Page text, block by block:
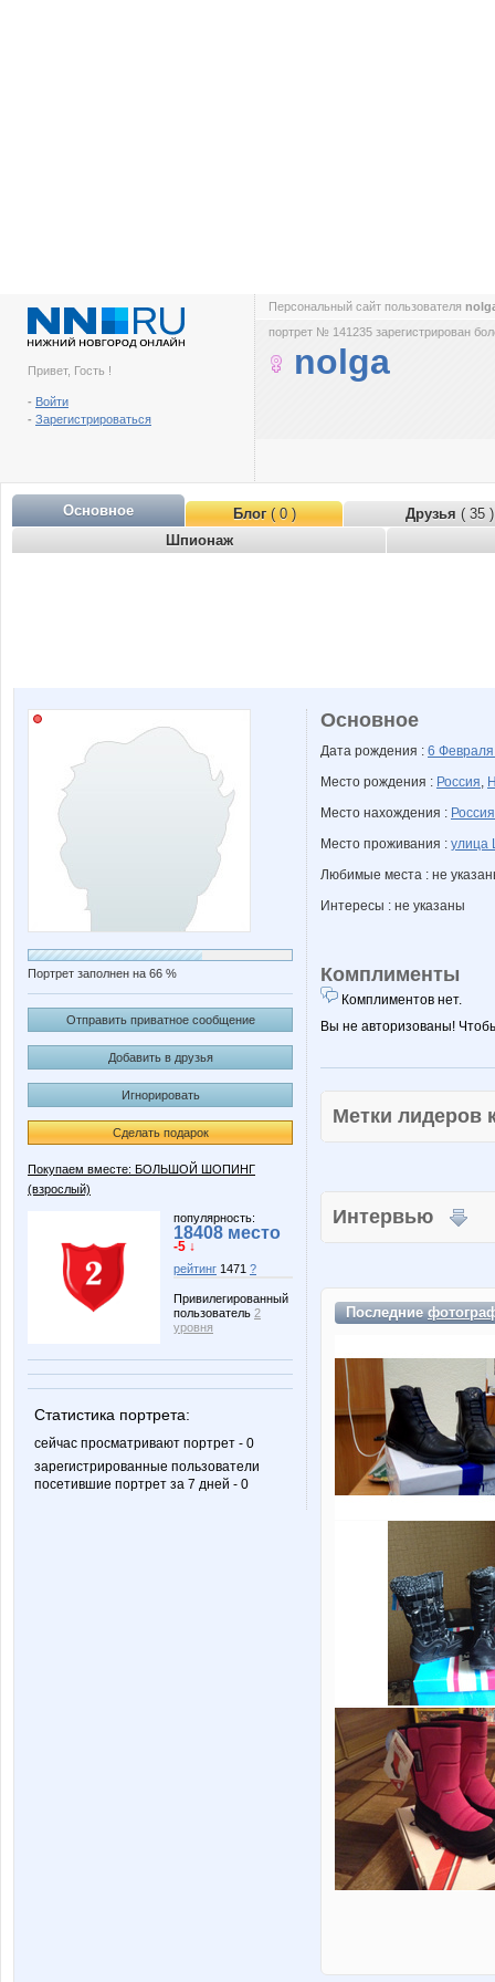
Привет, Гость !
- Войти
- Зарегистрироваться
Персональный сайт пользователя
портрет № 141235 зарегистрирован
nolga
Основное Блог( 0 ) Друзья ( 35 )
Шпионаж
Портрет заполнен на 66 %
Отправить приватное сообщение
Добавить в друзья
Игнорировать
Сделать подарок
Покупаем вместе: БОЛЬШОЙ ШОПИНГ
(взрослый)
популярность:
18408 место
-5 ↓
рейтинг 1471 ?
Привилегированный
пользователь 2
уровня
Статистика портрета:
сейчас просматривают портрет - 0
зарегистрированные пользователи
посетившие портрет за 7 дней - 0
Основное
Дата рождения : 6
Место рождения : Россия,
Место нахождения : Россия
Место проживания : улица
Любимые места : не
Интересы : не указаны
Комплименты
Комплиментов нет.
Вы не авторизованы!
Метки
Интервью
Последние